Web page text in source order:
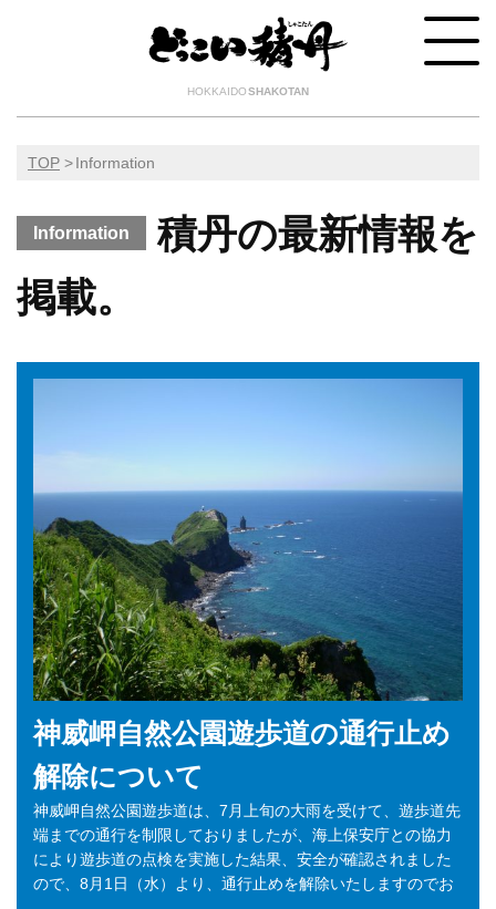
HOKKAIDOSHAKOTAN
TOP Information
Information
積丹の最新情報を
掲載。
神威岬自然公園遊歩道の通行止め
解除について
神威岬自然公園遊歩道は、7月上旬の大雨を受けて、遊歩道先
端までの通行を制限しておりましたが、海上保安庁との協力
により遊歩道の点検を実施した結果、安全が確認されました
ので、8月1日（水）より、通行止めを解除いたしますのでお